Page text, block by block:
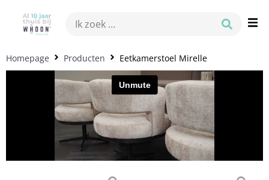
Homepage Producten Eetkamerstoel Mirelle